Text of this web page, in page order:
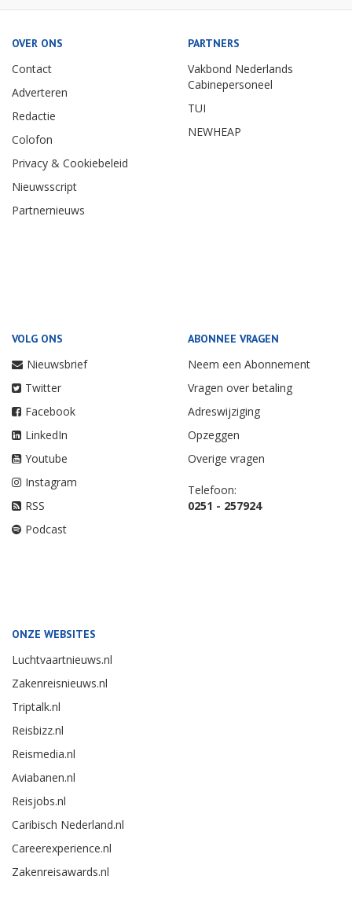
OVER ONS
Contact
Adverteren
Redactie
Colofon
Privacy & Cookiebeleid
Nieuwsscript
Partnernieuws
PARTNERS
Vakbond Nederlands
Cabinepersoneel
TUI
NEWHEAP
VOLG ONS
Nieuwsbrief
Twitter
Facebook
LinkedIn
Youtube
Instagram
RSS
Podcast
ABONNEE VRAGEN
Neem een Abonnement
Vragen over betaling
Adreswijziging
Opzeggen
Overige vragen
Telefoon:
0251 - 257924
ONZE WEBSITES
Luchtvaartnieuws.nl
Zakenreisnieuws.nl
Triptalk.nl
Reisbizz.nl
Reismedia.nl
Aviabanen.nl
Reisjobs.nl
Caribisch Nederland.nl
Careerexperience.nl
Zakenreisawards.nl